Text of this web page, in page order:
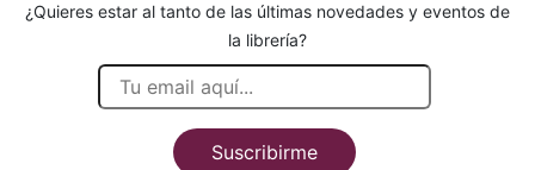
¿Quieres estar al tanto de las últimas novedades y eventos de
la librería?
Suscribirme